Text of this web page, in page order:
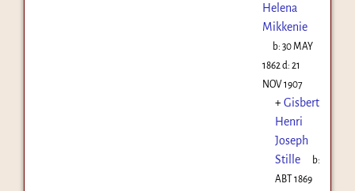
Helena
Mikkenie
b:30 MAY
1862 d: 21
NOV 1907
+Gisbert
Henri
Joseph
Stille
b:
ABT 1869